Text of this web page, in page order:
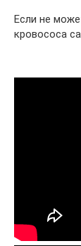
Если не
кровососа